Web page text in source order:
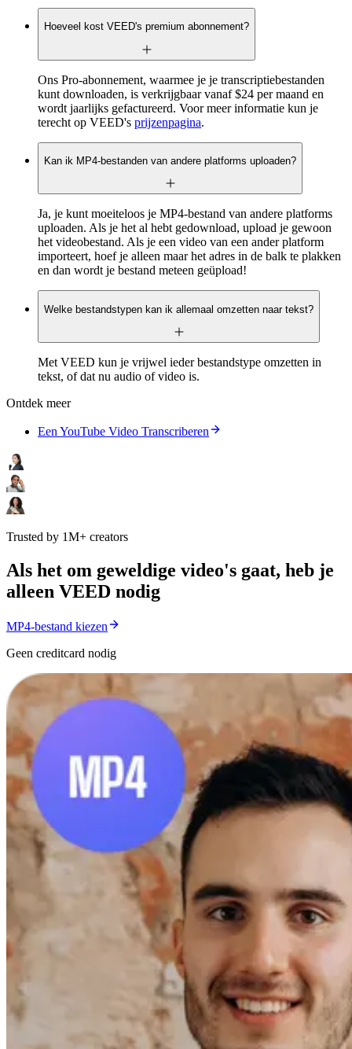
Hoeveel kost VEED's premium abonnement?
Ons Pro-abonnement, waarmee je je transcriptiebestanden
kunt downloaden, is verkrijgbaar vanaf $24 per maand en
wordt jaarlijks gefactureerd. Voor meer informatie kun je
terecht op VEED's prijzenpagina.
Kan ik MP4-bestanden van andere platforms uploaden?
Ja, je kunt moeiteloos je MP4-bestand van andere platforms
uploaden. Als je het al hebt gedownload, upload je gewoon
het videobestand. Als je een video van een ander platform
importeert, hoef je alleen maar het adres in de balk te plakken
en dan wordt je bestand meteen geüpload!
Welke bestandstypen kan ik allemaal omzetten naar tekst?
Met VEED kun je vrijwel ieder bestandstype omzetten in
tekst, of dat nu audio of video is.
Ontdek meer
Een YouTube Video Transcriberen
Trusted by 1M+ creators
Als het om geweldige video's gaat, heb je
alleen VEED nodig
MP4-bestand kiezen
Geen creditcard nodig